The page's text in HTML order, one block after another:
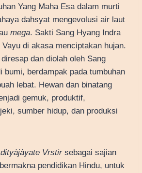
Yang Maha Esa dalam murti
dahsyat mengevolusi air laut
mega. Sakti Sang Hyang Indra
di akasa menciptakan hujan.
dan diolah oleh Sang
bumi, berdampak pada tumbuhan
lebat. Hewan dan binatang
gemuk, produktif,
sumber hidup, dan produksi
Vrstirsebagai sajian
pendidikan Hindu, untuk